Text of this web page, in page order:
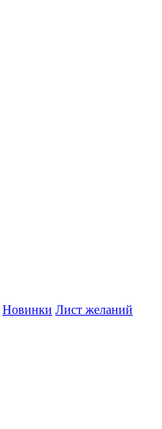
Новинки Лист желаний